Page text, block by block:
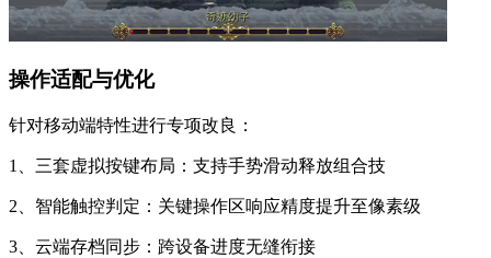
操作适配与优化
针对移动端特性进行专项改良：
1、三套虚拟按键布局：支持手势滑动释放组合技
2、智能触控判定：关键操作区响应精度提升至像素级
3、云端存档同步：跨设备进度无缝衔接